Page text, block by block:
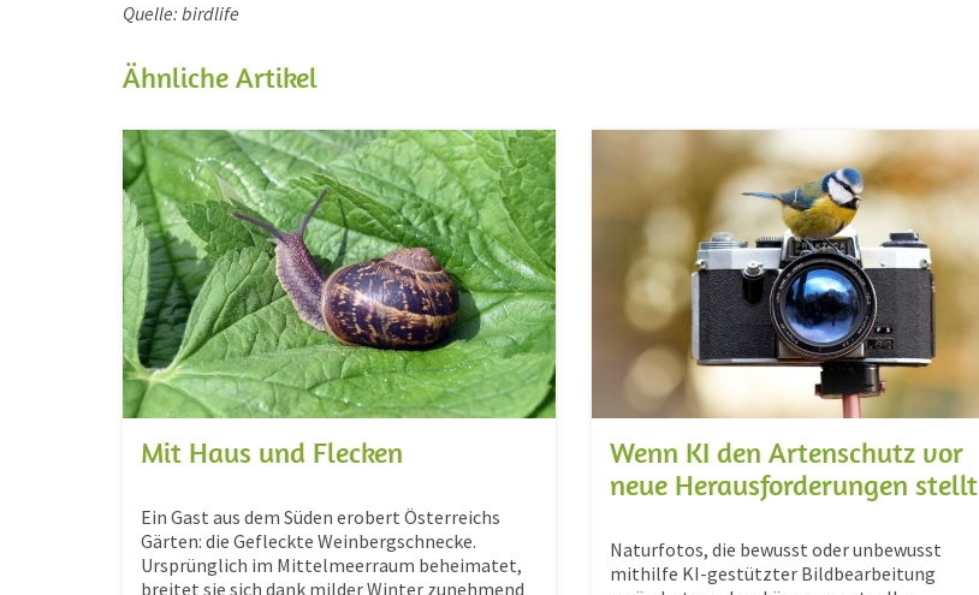
Quelle: birdlife
Ähnliche Artikel
Mit Haus und Flecken
Ein Gast aus dem Süden erobert Österreichs
Gärten: die Gefleckte Weinbergschnecke.
Ursprünglich im Mittelmeerraum beheimatet,
breitet sie sich dank milder Winter zunehmend
Wenn KI den Artenschutz vor
neue Herausforderungen stellt
Naturfotos, die bewusst oder unbewusst
mithilfe KI-gestützter Bildbearbeitung